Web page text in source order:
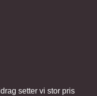
setter vi stor pris